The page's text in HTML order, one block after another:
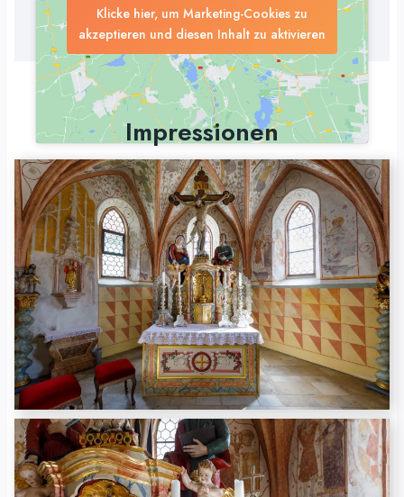
Klicke hier, um Marketing-Cookies zu
akzeptieren und diesen Inhalt zu aktivieren
Impressionen